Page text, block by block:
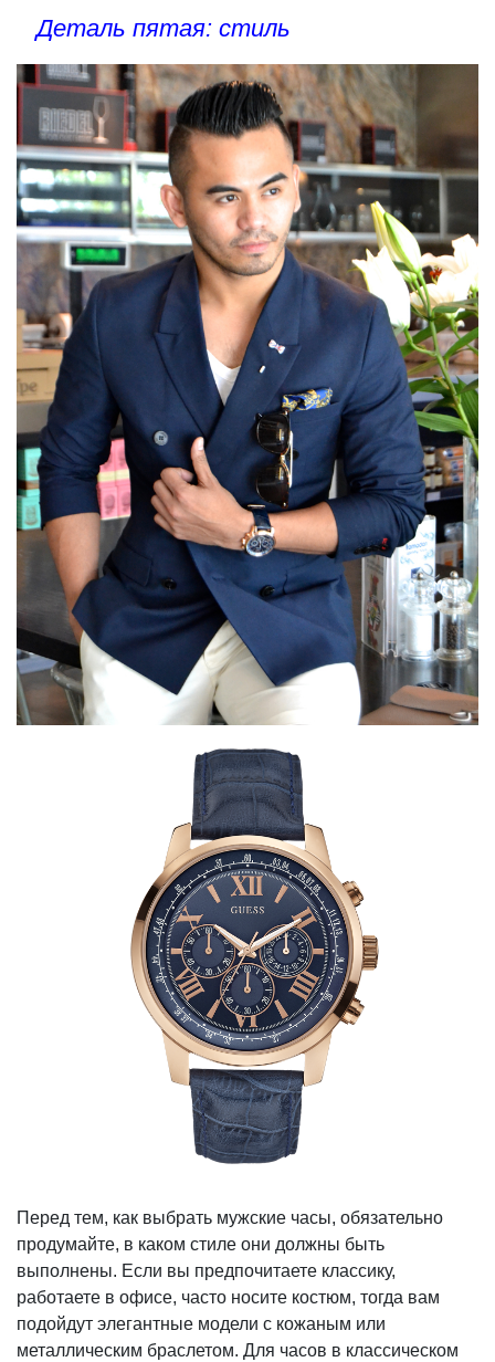
Деталь пятая: стиль
Перед тем, как выбрать мужские часы, обязательно
продумайте, в каком стиле они должны быть
выполнены. Если вы предпочитаете классику,
работаете в офисе, часто носите костюм, тогда вам
подойдут элегантные модели с кожаным или
металлическим браслетом. Для часов в классическом